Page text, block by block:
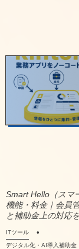
Smart Hello（スマ
機能・料金｜会員
と補助金上の対応
ITツール
デジタル化・AI導入補助金